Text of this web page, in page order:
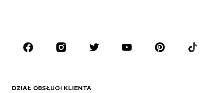
Akcesoria
Premium
Nowości
DZIAŁ OBSŁUGI KLIENTA